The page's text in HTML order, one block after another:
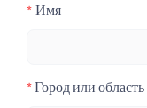
* Имя
*Город или область